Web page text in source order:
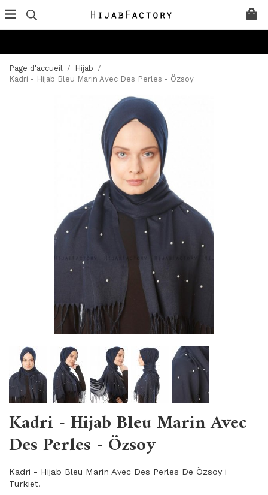
Page d'accueil / Hijab /
Kadri - Hijab Bleu Marin Avec Des Perles - Özsoy
Kadri - Hijab Bleu Marin Avec
Des Perles - Özsoy
Kadri - Hijab Bleu Marin Avec Des Perles De Özsoy i
Turkiet.